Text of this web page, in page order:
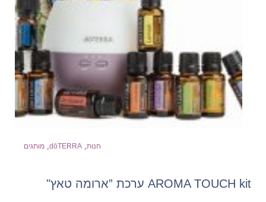
חנות,
dōTERRA
, מותגים
AROMA TOUCH kit ערכת ”ארומה טאץ"